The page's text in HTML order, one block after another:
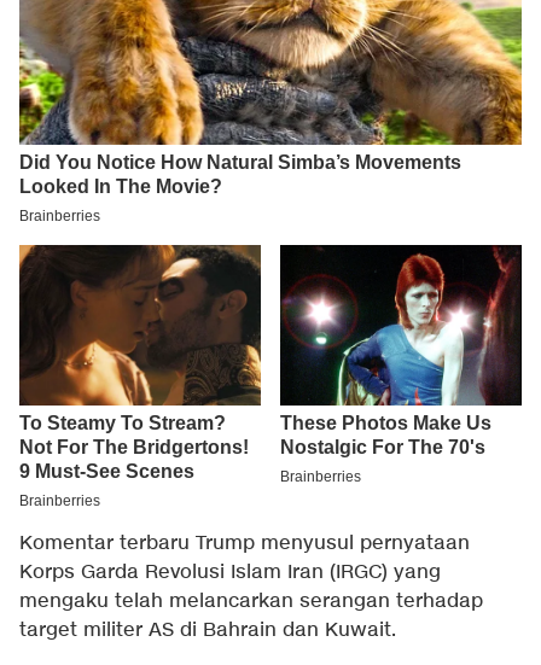
Komentar terbaru Trump menyusul pernyataan
Korps Garda Revolusi Islam Iran (IRGC) yang
mengaku telah melancarkan serangan terhadap
target militer AS di Bahrain dan Kuwait.